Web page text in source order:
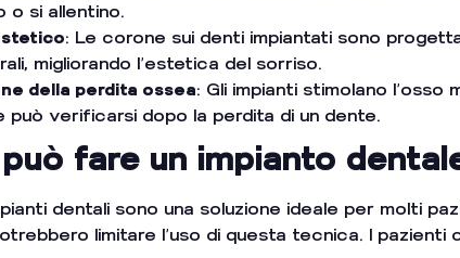
o si allentino.
: Le corone sui denti impiantati sono
migliorando l’estetica del sorriso.
della perdita ossea: Gli impianti stimolano
può verificarsi dopo la perdita di un dente.
fare un impianto
dentali sono una soluzione ideale per molti
limitare l’uso di questa tecnica. I